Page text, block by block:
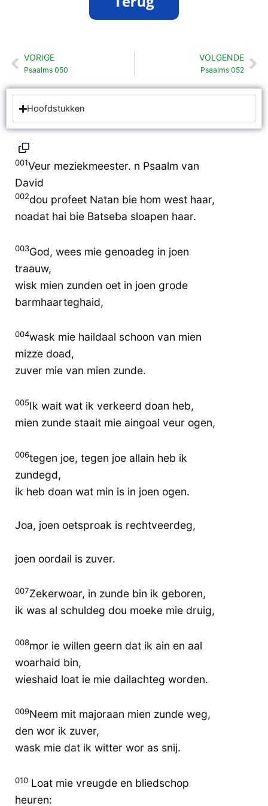
Vorige
VORIGE
Psaalms 050
VOLGENDE
Psaalms 052
Hoofdstukken
001Veur meziekmeester. n Psaalm van
David
002dou profeet Natan bie hom west haar,
noadat hai bie Batseba sloapen haar.
003God, wees mie genoadeg in joen
traauw,
wisk mien zunden oet in joen grode
barmhaarteghaid,
004wask mie haildaal schoon van mien
mizze doad,
zuver mie van mien zunde.
005Ik wait wat ik verkeerd doan heb,
mien zunde staait mie aingoal veur ogen,
006tegen joe, tegen joe allain heb ik
zundegd,
ik heb doan wat min is in joen ogen.
Joa, joen oetsproak is rechtveerdeg,
joen oordail is zuver.
007Zekerwoar, in zunde bin ik geboren,
ik was al schuldeg dou moeke mie druig,
008mor ie willen geern dat ik ain en aal
woarhaid bin,
wieshaid loat ie mie dailachteg worden.
009Neem mit majoraan mien zunde weg,
den wor ik zuver,
wask mie dat ik witter wor as snij.
010 Loat mie vreugde en bliedschop
heuren: